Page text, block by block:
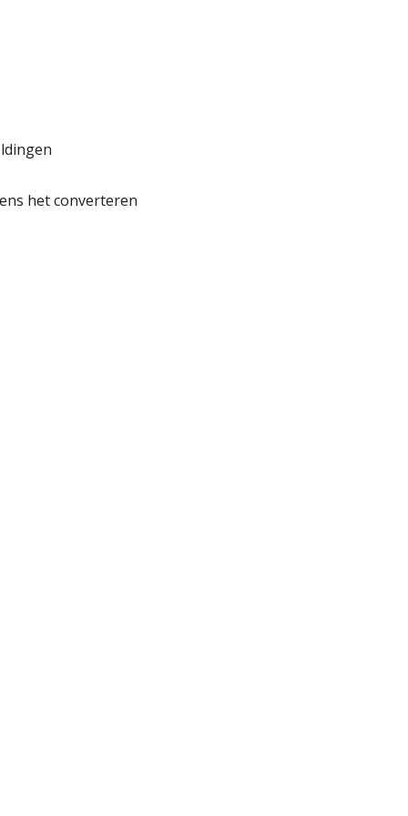
het converteren